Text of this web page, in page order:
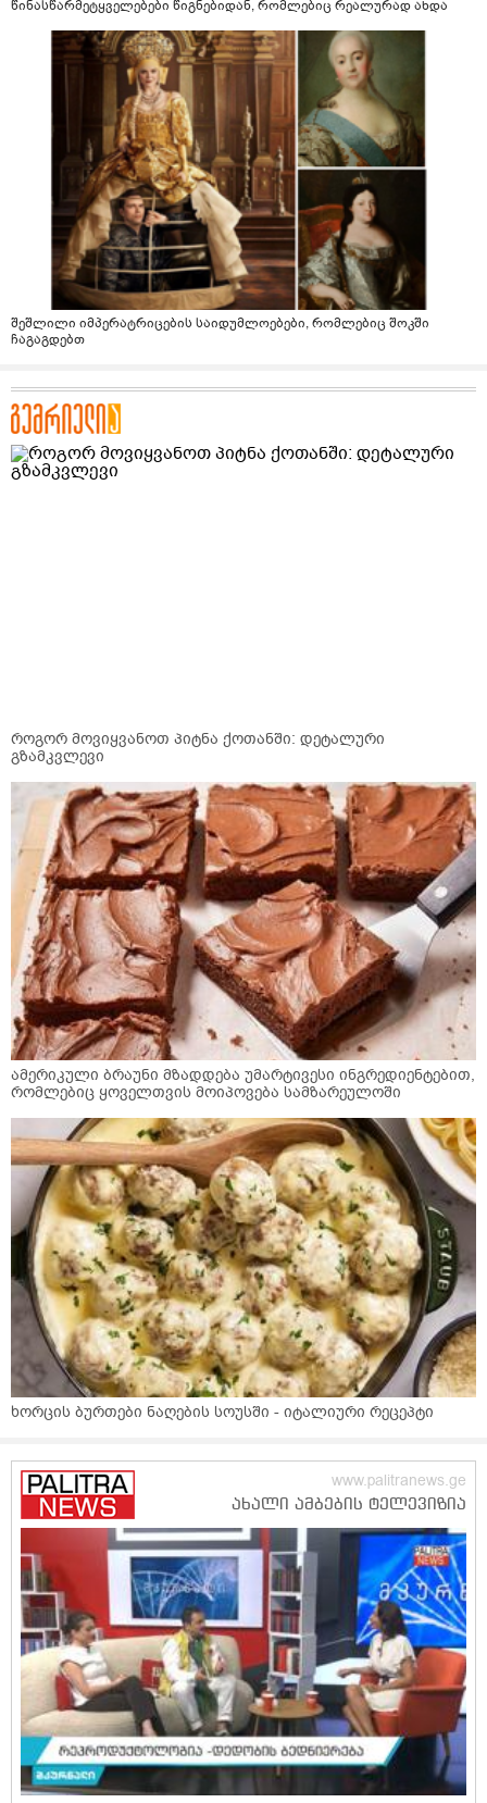
წინასწარმეტყველებები წიგნებიდან, რომლებიც რეალურად ახდა
შეშლილი იმპერატრიცების საიდუმლოებები, რომლებიც შოკში
ჩაგაგდებთ
როგორ მოვიყვანოთ პიტნა ქოთანში: დეტალური
გზამკვლევი
ამერიკული ბრაუნი მზადდება უმარტივესი ინგრედიენტებით,
რომლებიც ყოველთვის მოიპოვება სამზარეულოში
ხორცის ბურთები ნაღების სოუსში - იტალიური რეცეპტი